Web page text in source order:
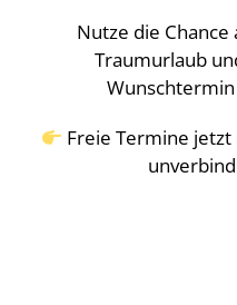
Nutze die
Traumurlaub
Freie Termine